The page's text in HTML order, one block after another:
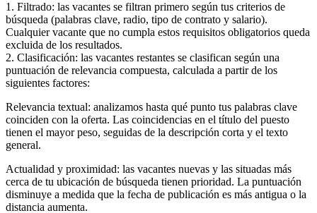
1. Filtrado: las vacantes se filtran primero según tus criterios de
búsqueda (palabras clave, radio, tipo de contrato y salario).
Cualquier vacante que no cumpla estos requisitos obligatorios queda
excluida de los resultados.
2. Clasificación: las vacantes restantes se clasifican según una
puntuación de relevancia compuesta, calculada a partir de los
siguientes factores:
Relevancia textual: analizamos hasta qué punto tus palabras clave
coinciden con la oferta. Las coincidencias en el título del puesto
tienen el mayor peso, seguidas de la descripción corta y el texto
general.
Actualidad y proximidad: las vacantes nuevas y las situadas más
cerca de tu ubicación de búsqueda tienen prioridad. La puntuación
disminuye a medida que la fecha de publicación es más antigua o la
distancia aumenta.